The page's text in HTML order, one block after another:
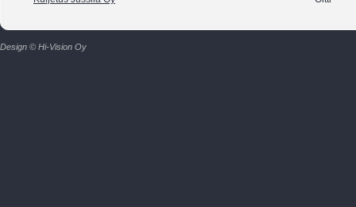
Design © Hi-Vision Oy